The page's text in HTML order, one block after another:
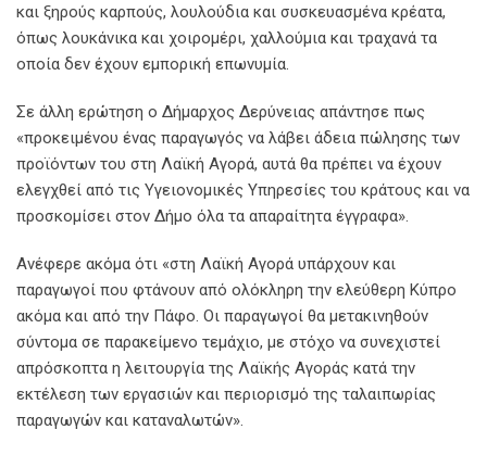
και ξηρούς καρπούς, λουλούδια και συσκευασμένα κρέατα,
όπως λουκάνικα και χοιρομέρι, χαλλούμια και τραχανά τα
οποία δεν έχουν εμπορική επωνυμία.
Σε άλλη ερώτηση ο Δήμαρχος Δερύνειας απάντησε πως
«προκειμένου ένας παραγωγός να λάβει άδεια πώλησης των
προϊόντων του στη Λαϊκή Αγορά, αυτά θα πρέπει να έχουν
ελεγχθεί από τις Υγειονομικές Υπηρεσίες του κράτους και να
προσκομίσει στον Δήμο όλα τα απαραίτητα έγγραφα».
Ανέφερε ακόμα ότι «στη Λαϊκή Αγορά υπάρχουν και
παραγωγοί που φτάνουν από ολόκληρη την ελεύθερη Κύπρο
ακόμα και από την Πάφο. Οι παραγωγοί θα μετακινηθούν
σύντομα σε παρακείμενο τεμάχιο, με στόχο να συνεχιστεί
απρόσκοπτα η λειτουργία της Λαϊκής Αγοράς κατά την
εκτέλεση των εργασιών και περιορισμό της ταλαιπωρίας
παραγωγών και καταναλωτών».